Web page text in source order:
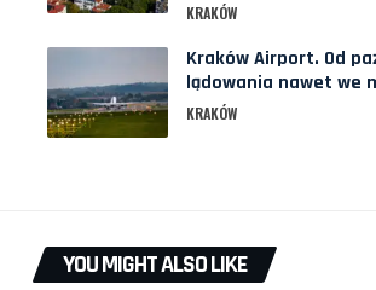
KRAKÓW
Kraków Airport. Od
lądowania nawet we
KRAKÓW
YOU MIGHT ALSO LIKE